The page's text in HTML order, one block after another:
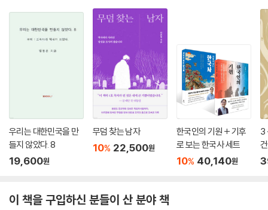
우리는 대한민국을 만
들지 않았다. 8
19,600원
무덤 찾는 남자
10% 22,500원
한국인의 기원 + 기후
로 보는 한국사 세트
10% 40,140원
3
이 책을 구입하신 분들이 산 분야 책